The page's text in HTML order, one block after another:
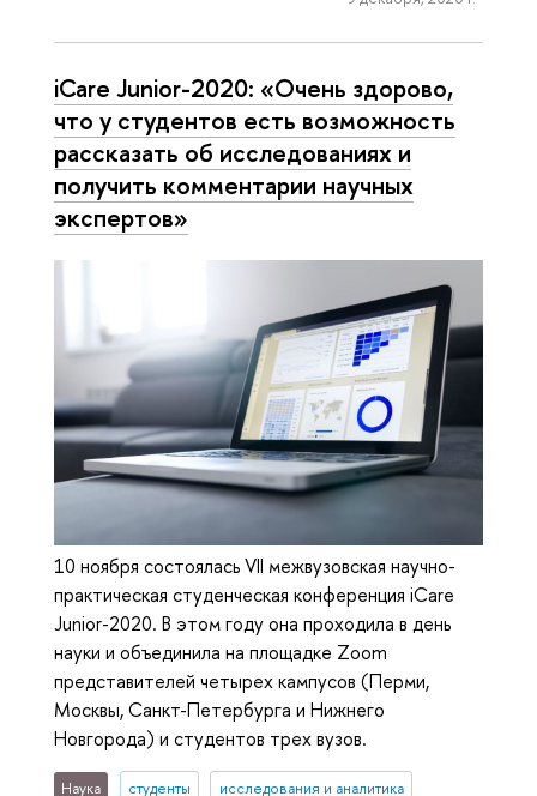
iCare Junior-2020: «Очень здорово,
что у студентов есть возможность
рассказать об исследованиях и
получить комментарии научных
экспертов»
10 ноября состоялась VII межвузовская научно-
практическая студенческая конференция iCare
Junior-2020. В этом году она проходила в день
науки и объединила на площадке Zoom
представителей четырех кампусов (Перми,
Москвы, Санкт-Петербурга и Нижнего
Новгорода) и студентов трех вузов.
Наука студенты исследования и аналитика